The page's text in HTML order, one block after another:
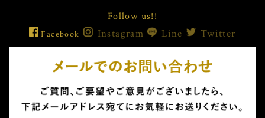
Follow us!!
Facebook Instagram Line Twitter